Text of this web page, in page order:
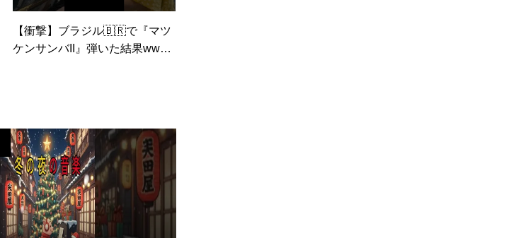
【衝撃】ブラジル🇧🇷で『マツ
ケンサンバII』弾いた結果www